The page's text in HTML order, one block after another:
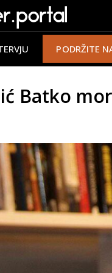
PODRŽITE
Batko